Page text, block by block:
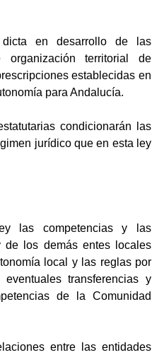
en desarrollo de las
organización territorial de
establecidas en
para Andalucía.
condicionarán las
jurídico que en esta ley
las competencias y las
de los demás entes locales
local y las reglas por
transferencias y
de la Comunidad
entre las entidades